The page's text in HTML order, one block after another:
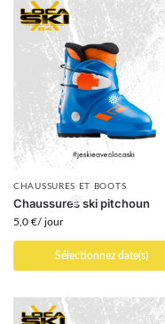
❅
CHAUSSURES ET BOOTS
Chaussures ski pitchoun
5,0 €/ jour
Sélectionnez date(s)